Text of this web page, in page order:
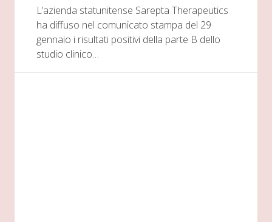
L’azienda statunitense Sarepta Therapeutics
ha diffuso nel comunicato stampa del 29
gennaio i risultati positivi della parte B dello
studio clinico…